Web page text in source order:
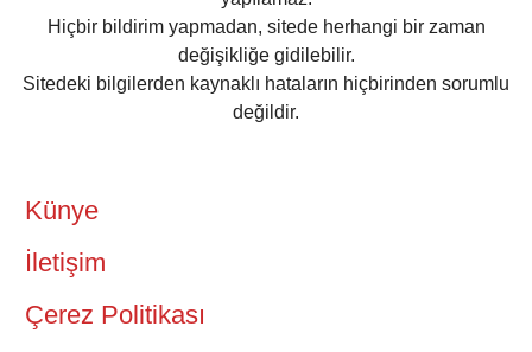
Hiçbir bildirim yapmadan, sitede herhangi bir zaman
değişikliğe gidilebilir.
Sitedeki bilgilerden kaynaklı hataların hiçbirinden sorumlu
değildir.
Künye
İletişim
Çerez Politikası